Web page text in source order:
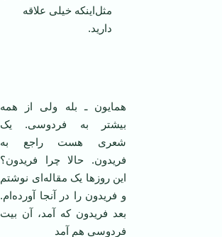
مثل‌اینکه خیلی علاقه
دارید.
همایون ـ بله ولی از همه
بیشتر به فردوسی. یک
شعری هست راجع به
فریدون. حالا چرا فریدون؟
این روز‌ها یک مقاله‌ای نوشتم
و فریدون را در آنجا آورده‌ام.
بعد فریدون که آمد، آن بیت
فردوسی هم آمد